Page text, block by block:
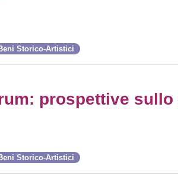
Storico-Artistici
prospettive
Storico-Artistici